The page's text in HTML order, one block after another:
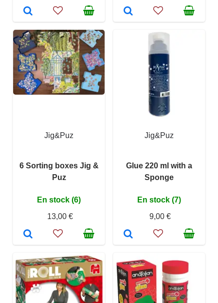
Jig&Puz
6 Sorting boxes Jig &
Puz
En stock (6)
13,00 €
Jig&Puz
Glue 220 ml with a
Sponge
En stock (7)
9,00 €